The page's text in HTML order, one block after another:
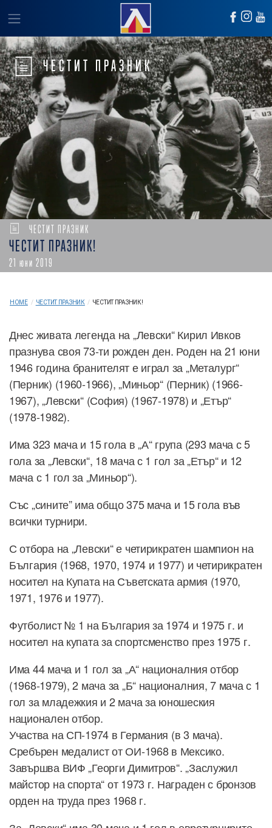
ЧЕСТИТ ПРАЗНИК
ЧЕСТИТ ПРАЗНИК
ЧЕСТИТ ПРАЗНИК!
21 юни 2019
HOME / ЧЕСТИТ ПРАЗНИК / ЧЕСТИТ ПРАЗНИК!
Днес живата легенда на „Левски“ Кирил Ивков
празнува своя 73-ти рожден ден. Роден на 21 юни
1946 година бранителят е играл за „Металург“
(Перник) (1960-1966), „Миньор“ (Перник) (1966-
1967), „Левски“ (София) (1967-1978) и „Етър“
(1978-1982).
Има 323 мача и 15 гола в „А“ група (293 мача с 5
гола за „Левски“, 18 мача с 1 гол за „Етър“ и 12
мача с 1 гол за „Миньор“).
Със „сините” има общо 375 мача и 15 гола във
всички турнири.
С отбора на „Левски“ е четирикратен шампион на
България (1968, 1970, 1974 и 1977) и четирикратен
носител на Купата на Съветската армия (1970,
1971, 1976 и 1977).
Футболист № 1 на България за 1974 и 1975 г. и
носител на купата за спортсменство през 1975 г.
Има 44 мача и 1 гол за „А“ националния отбор
(1968-1979), 2 мача за „Б“ националния, 7 мача с 1
гол за младежкия и 2 мача за юношеския
национален отбор.
Участва на СП-1974 в Германия (в 3 мача).
Сребърен медалист от ОИ-1968 в Мексико.
Завършва ВИФ „Георги Димитров“. „Заслужил
майстор на спорта“ от 1973 г. Награден с бронзов
орден на труда през 1968 г.